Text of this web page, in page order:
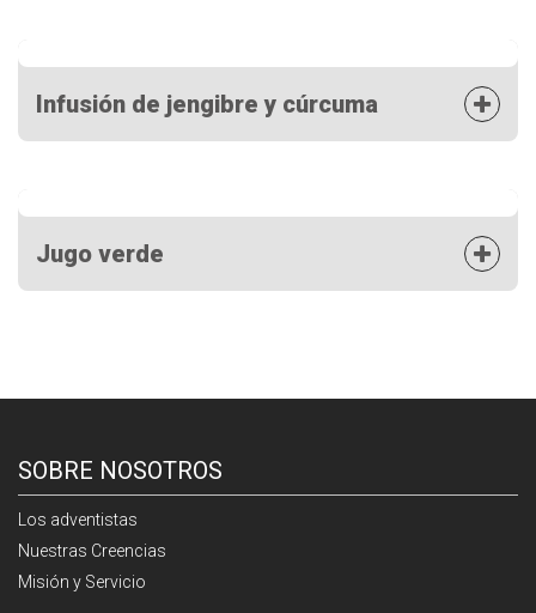
Infusión de jengibre y cúrcuma
Jugo verde
SOBRE NOSOTROS
Los adventistas
Nuestras Creencias
Misión y Servicio